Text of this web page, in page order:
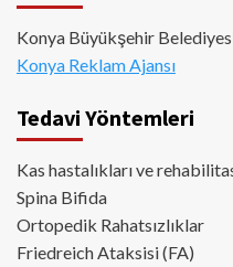
Konya Büyükşehir
Konya Reklam Ajansı
Tedavi Yöntemleri
Kas hastalıkları ve
Spina Bifida
Ortopedik Rahatsızlıklar
Friedreich Ataksisi (FA)